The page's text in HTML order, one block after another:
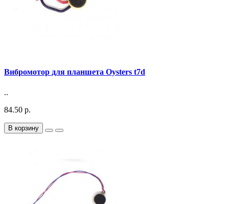
Вибромотор для планшета Oysters t7d
..
84.50 р.
В корзину